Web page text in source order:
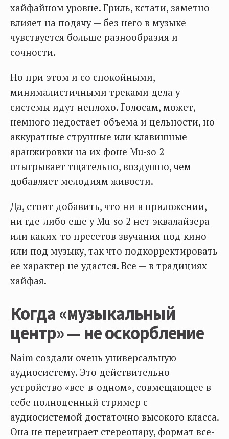
хайфайном уровне. Гриль, кстати, заметно
влияет на подачу — без него в музыке
чувствуется больше разнообразия и
сочности.
Но при этом и со спокойными,
минималистичными треками дела у
системы идут неплохо. Голосам, может,
немного недостает объема и цельности, но
аккуратные струнные или клавишные
аранжировки на их фоне Mu-so 2
отыгрывает тщательно, воздушно, чем
добавляет мелодиям живости.
Да, стоит добавить, что ни в приложении,
ни где-либо еще у Mu-so 2 нет эквалайзера
или каких-то пресетов звучания под кино
или под музыку, так что подкорректировать
ее характер не удастся. Все — в традициях
хайфая.
Когда «музыкальный
центр» — не оскорбление
Naim создали очень универсальную
аудиосистему. Это действительно
устройство «все-в-одном», совмещающее в
себе полноценный стример с
аудиосистемой достаточно высокого класса.
Она не переиграет стереопару, формат все-